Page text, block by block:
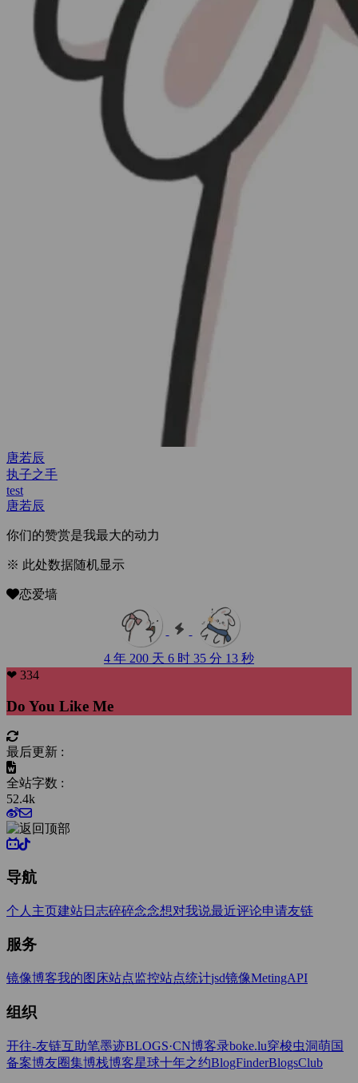
唐若辰
执子之手
test
唐若辰
你们的赞赏是我最大的动力
※ 此处数据随机显示
恋爱墙
4 年 200 天 6 时 35 分 14 秒
❤ 334
Do You Like Me
最后更新 :
全站字数 :
52.4k
导航
个人主页建站日志碎碎念念想对我说最近评论申请友链
服务
镜像博客我的图床站点监控站点统计jsd镜像MetingAPI
组织
开往-友链互助笔墨迹BLOGS·CN博客录boke.lu穿梭虫洞萌国
备案博友圈集博栈博客星球十年之约BlogFinderBlogsClub